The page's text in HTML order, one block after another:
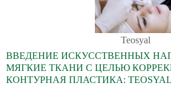
Teosyal
ВВЕДЕНИЕ ИСКУССТВЕННЫХ
МЯГКИЕ ТКАНИ С ЦЕЛЬЮ
КОНТУРНАЯ ПЛАСТИКА: TEOSYAL